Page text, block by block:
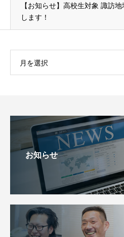
【お知らせ】高校生対象 諏訪
します！
月を選択
お知らせ